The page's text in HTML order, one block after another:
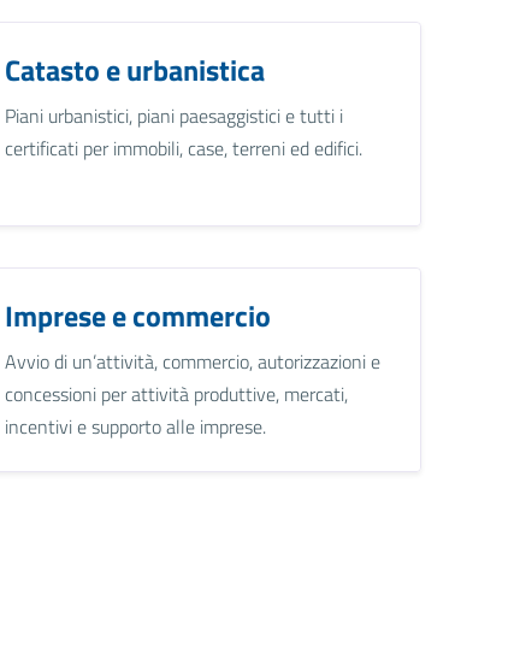
Catasto e urbanistica
Piani urbanistici, piani paesaggistici e tutti i
certificati per immobili, case, terreni ed edifici.
Imprese e commercio
Avvio di un’attività, commercio, autorizzazioni e
concessioni per attività produttive, mercati,
incentivi e supporto alle imprese.